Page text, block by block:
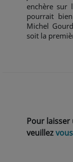
enchère
pourrait
Michel
soit la
Pour
veuillez